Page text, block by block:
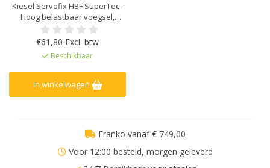
Kiesel Servofix HBF SuperTec -
Hoog belastbaar voegsel,
Snelhardend, Hoge
mechanische sterkte en
slijtvastheid, Vorstbestendig,
Voor binnen, buiten en onder
water, Bestand tegen
strooizout, Verhoogde
weerstand tegen zuren en
€61,80 Excl. btw
Beschikbaar
In winkelwagen
Franko vanaf € 749,00
Voor 12:00 besteld, morgen geleverd